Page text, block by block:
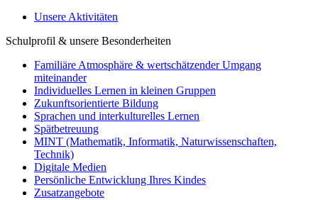
Unsere Aktivitäten
Schulprofil & unsere Besonderheiten
Familiäre Atmosphäre & wertschätzender Umgang
miteinander
Individuelles Lernen in kleinen Gruppen
Zukunftsorientierte Bildung
Sprachen und interkulturelles Lernen
Spätbetreuung
MINT (Mathematik, Informatik, Naturwissenschaften,
Technik)
Digitale Medien
Persönliche Entwicklung Ihres Kindes
Zusatzangebote